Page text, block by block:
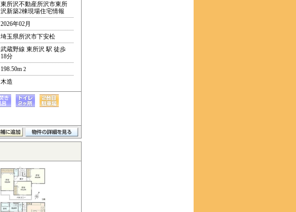
東所沢不動産所沢市東所
沢新築2棟現場住宅情報
2026年02月
埼玉県所沢市下安松
武蔵野線 東所沢 駅 徒歩
18分
198.50m 2
木造